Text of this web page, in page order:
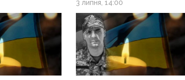
Отрощенко
3 липня, 14:00